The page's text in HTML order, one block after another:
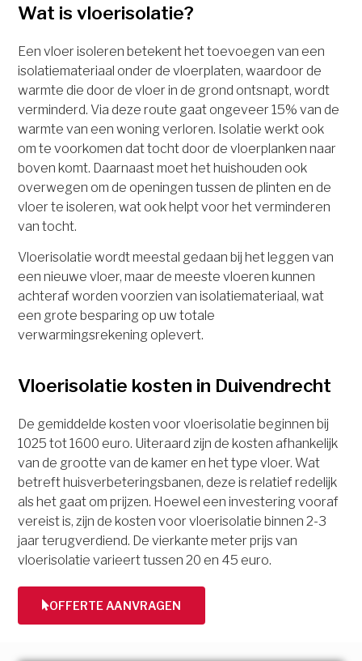
Wat is vloerisolatie?
Een vloer isoleren betekent het toevoegen van een
isolatiemateriaal onder de vloerplaten, waardoor de
warmte die door de vloer in de grond ontsnapt, wordt
verminderd. Via deze route gaat ongeveer 15% van de
warmte van een woning verloren. Isolatie werkt ook
om te voorkomen dat tocht door de vloerplanken naar
boven komt. Daarnaast moet het huishouden ook
overwegen om de openingen tussen de plinten en de
vloer te isoleren, wat ook helpt voor het verminderen
van tocht.
Vloerisolatie wordt meestal gedaan bij het leggen van
een nieuwe vloer, maar de meeste vloeren kunnen
achteraf worden voorzien van isolatiemateriaal, wat
een grote besparing op uw totale
verwarmingsrekening oplevert.
Vloerisolatie kosten in Duivendrecht
De gemiddelde kosten voor vloerisolatie beginnen bij
1025 tot 1600 euro. Uiteraard zijn de kosten afhankelijk
van de grootte van de kamer en het type vloer. Wat
betreft huisverbeteringsbanen, deze is relatief redelijk
als het gaat om prijzen. Hoewel een investering vooraf
vereist is, zijn de kosten voor vloerisolatie binnen 2-3
jaar terugverdiend. De vierkante meter prijs van
vloerisolatie varieert tussen 20 en 45 euro.
OFFERTE AANVRAGEN